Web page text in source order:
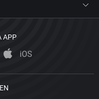
APP
iOS